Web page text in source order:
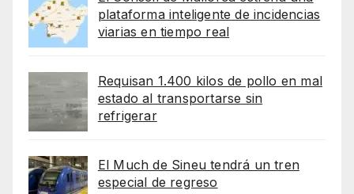
plataforma inteligente de incidencias
viarias en tiempo real
Requisan 1.400 kilos de pollo en mal
estado al transportarse sin
refrigerar
El Much de Sineu tendrá un tren
especial de regreso